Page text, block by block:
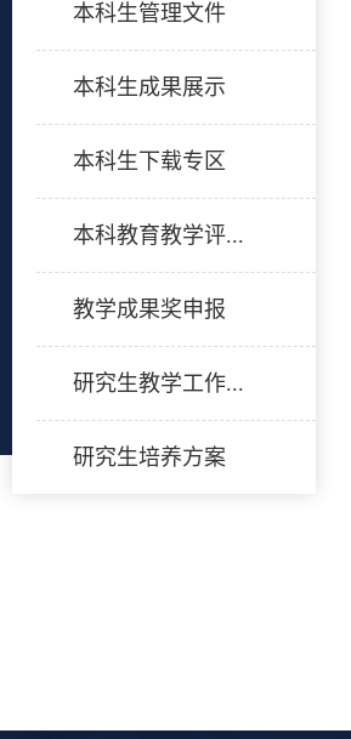
本科生管理文件
本科生成果展示
本科生下载专区
本科教育教学评...
教学成果奖申报
研究生教学工作...
研究生培养方案